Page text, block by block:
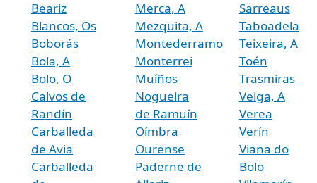
Beariz
Blancos, Os
Boborás
Bola, A
Bolo, O
Calvos de
Randín
Carballeda
de Avia
Carballeda
Merca, A
Mezquita, A
Montederramo
Monterrei
Muíños
Nogueira
de Ramuín
Oímbra
Ourense
Paderne de
Sarreaus
Taboadela
Teixeira, A
Toén
Trasmiras
Veiga, A
Verea
Verín
Viana do
Bolo